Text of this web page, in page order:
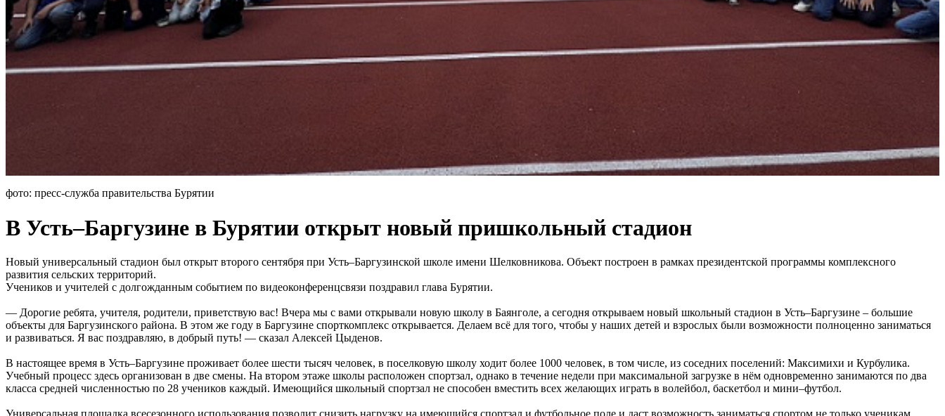
фото: пресс-служба правительства Бурятии
В Усть–Баргузине в Бурятии открыт новый пришкольный стадион
Новый универсальный стадион был открыт второго сентября при Усть–Баргузинской школе имени Шелковникова. Объект построен в рамках президентской программы комплексного
развития сельских территорий.
Учеников и учителей с долгожданным событием по видеоконференцсвязи поздравил глава Бурятии.
— Дорогие ребята, учителя, родители, приветствую вас! Вчера мы с вами открывали новую школу в Баянголе, а сегодня открываем новый школьный стадион в Усть–Баргузине – большие
объекты для Баргузинского района. В этом же году в Баргузине спорткомплекс открывается. Делаем всё для того, чтобы у наших детей и взрослых были возможности полноценно заниматься
и развиваться. Я вас поздравляю, в добрый путь! — сказал Алексей Цыденов.
В настоящее время в Усть–Баргузине проживает более шести тысяч человек, в поселковую школу ходит более 1000 человек, в том числе, из соседних поселений: Максимихи и Курбулика.
Учебный процесс здесь организован в две смены. На втором этаже школы расположен спортзал, однако в течение недели при максимальной загрузке в нём одновременно занимаются по два
класса средней численностью по 28 учеников каждый. Имеющийся школьный спортзал не способен вместить всех желающих играть в волейбол, баскетбол и мини–футбол.